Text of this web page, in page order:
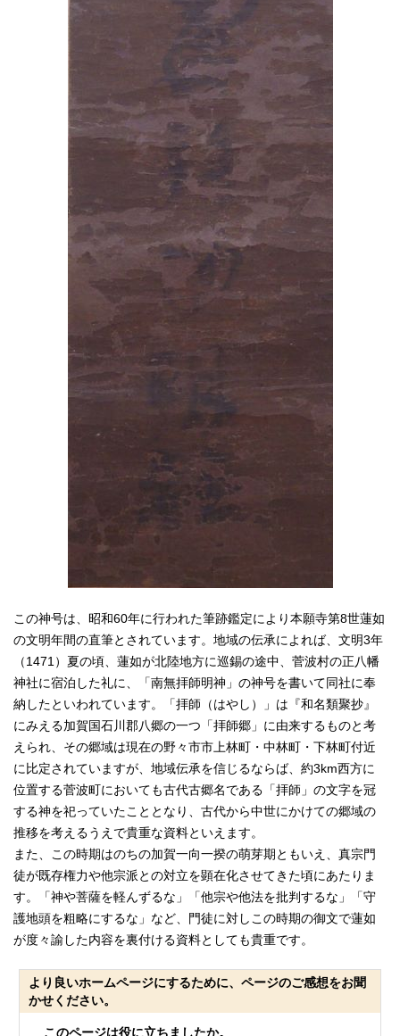
この神号は、昭和60年に行われた筆跡鑑定により本願寺第8世蓮如
の文明年間の直筆とされています。地域の伝承によれば、文明3年
（1471）夏の頃、蓮如が北陸地方に巡錫の途中、菅波村の正八幡
神社に宿泊した礼に、「南無拝師明神」の神号を書いて同社に奉
納したといわれています。「拝師（はやし）」は『和名類聚抄』
にみえる加賀国石川郡八郷の一つ「拝師郷」に由来するものと考
えられ、その郷域は現在の野々市市上林町・中林町・下林町付近
に比定されていますが、地域伝承を信じるならば、約3km西方に
位置する菅波町においても古代古郷名である「拝師」の文字を冠
する神を祀っていたこととなり、古代から中世にかけての郷域の
推移を考えるうえで貴重な資料といえます。
また、この時期はのちの加賀一向一揆の萌芽期ともいえ、真宗門
徒が既存権力や他宗派との対立を顕在化させてきた頃にあたりま
す。「神や菩薩を軽んずるな」「他宗や他法を批判するな」「守
護地頭を粗略にするな」など、門徒に対しこの時期の御文で蓮如
が度々諭した内容を裏付ける資料としても貴重です。
より良いホームページにするために、ページのご感想をお聞
かせください。
このページは役に立ちましたか。